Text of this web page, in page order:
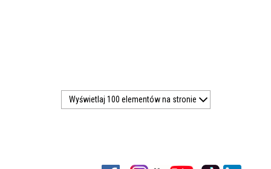
Wyświetlaj 100 elementów na stronie